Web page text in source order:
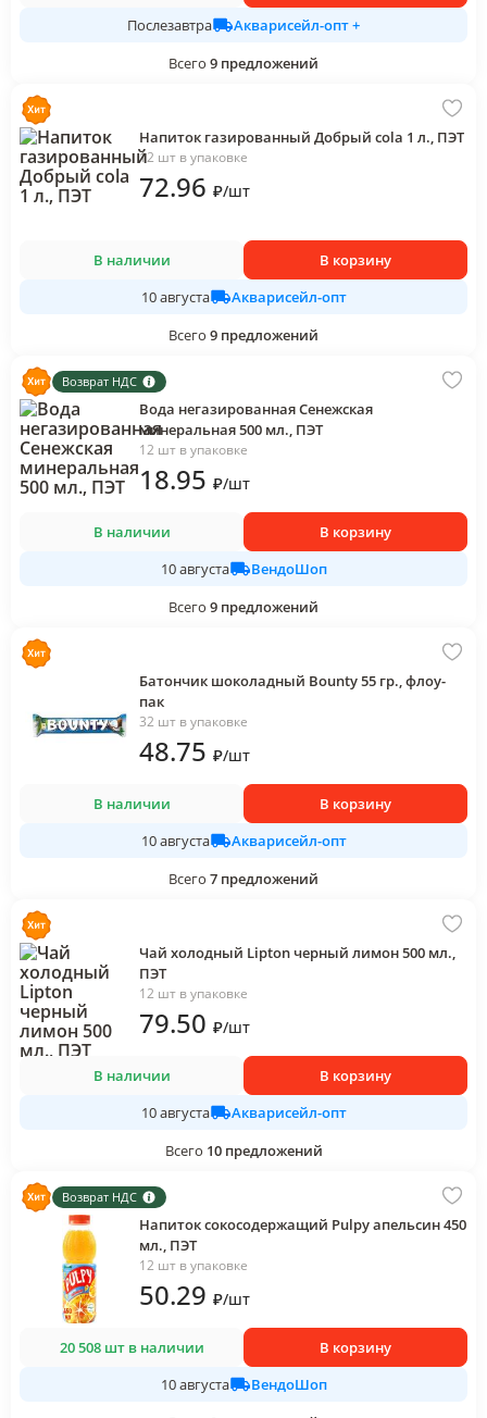
Послезавтра
Акварисейл-опт +
Всего 9 предложений
Напиток газированный Добрый cola 1 л., ПЭТ
12 шт в упаковке
72.96 ₽/шт
В наличии
В корзину
10 августа
Акварисейл-опт
Всего 9 предложений
Возврат НДС
Вода негазированная Сенежская
минеральная 500 мл., ПЭТ
12 шт в упаковке
18.95 ₽/шт
В наличии
В корзину
10 августа
ВендоШоп
Всего 9 предложений
Батончик шоколадный Bounty 55 гр., флоу-
пак
32 шт в упаковке
48.75 ₽/шт
В наличии
В корзину
10 августа
Акварисейл-опт
Всего 7 предложений
Чай холодный Lipton черный лимон 500 мл.,
ПЭТ
12 шт в упаковке
79.50 ₽/шт
В наличии
В корзину
10 августа
Акварисейл-опт
Всего 10 предложений
Возврат НДС
Напиток сокосодержащий Pulpy апельсин 450
мл., ПЭТ
12 шт в упаковке
50.29 ₽/шт
20 508 шт в наличии
В корзину
10 августа
ВендоШоп